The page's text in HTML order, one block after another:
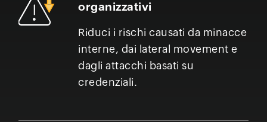
organizzativi
Riduci i rischi causati da minacce
interne, dai lateral movement e
dagli attacchi basati su
credenziali.